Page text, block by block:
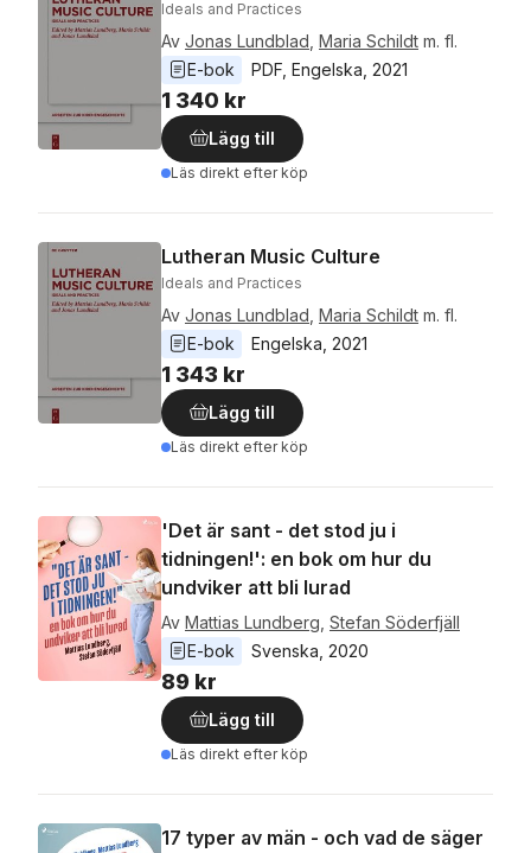
Ideals and Practices
Av Jonas Lundblad Maria Schildt m. fl.
E-bok
PDF Engelska 2021
1 340 kr
Lägg till
Läs direkt efter köp
Lutheran Music Culture
Ideals and Practices
Av Jonas Lundblad Maria Schildt m. fl.
E-bok
Engelska 2021
1 343 kr
Lägg till
Läs direkt efter köp
'Det är sant - det stod ju i
tidningen!': en bok om hur du
undviker att bli lurad
Av Mattias Lundberg Stefan Söderfjäll
E-bok
Svenska 2020
89 kr
Lägg till
Läs direkt efter köp
17 typer av män - och vad de säger